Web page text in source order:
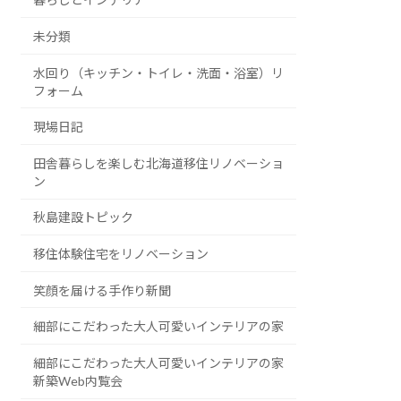
未分類
水回り（キッチン・トイレ・洗面・浴室）リ
フォーム
現場日記
田舎暮らしを楽しむ北海道移住リノベーショ
ン
秋島建設トピック
移住体験住宅をリノベーション
笑顔を届ける手作り新聞
細部にこだわった大人可愛いインテリアの家
細部にこだわった大人可愛いインテリアの家
新築Web内覧会